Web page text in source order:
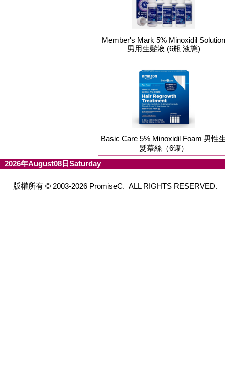
Member's Mark 5% Minoxidil Solution
男用生髮液 (6瓶 液態)
Basic Care 5% Minoxidil Foam 男性
髮幕絲（6罐）
2026年August08日Saturday
版權所有 © 2003-2026 PromiseC. ALL RIGHTS RESERVED.